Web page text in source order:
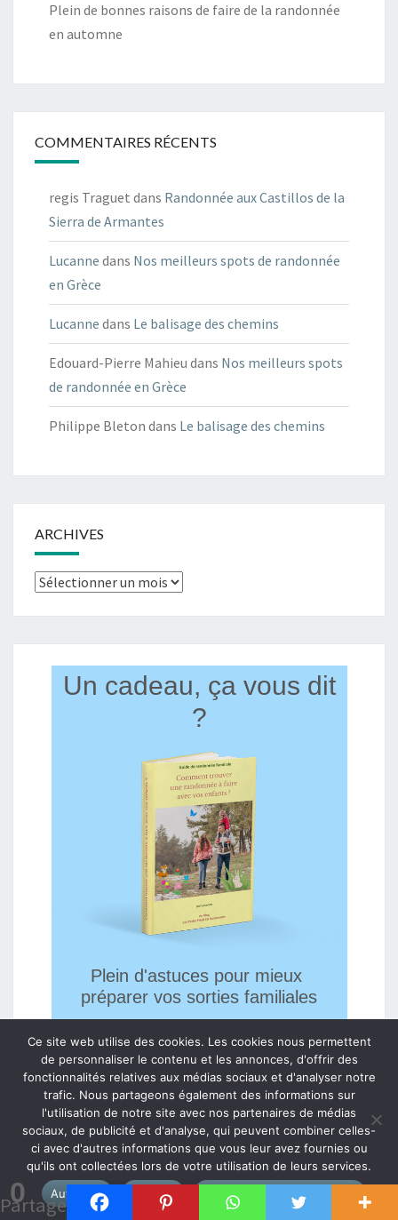
0
Partages
Plein de bonnes raisons de faire de la randonnée
en automne
COMMENTAIRES RÉCENTS
regis Traguet dans Randonnée aux Castillos de la
Sierra de Armantes
Lucanne dans Nos meilleurs spots de randonnée
en Grèce
Lucanne dans Le balisage des chemins
Edouard-Pierre Mahieu dans Nos meilleurs spots
de randonnée en Grèce
Philippe Bleton dans Le balisage des chemins
ARCHIVES
Archives
Un cadeau, ça vous dit
?
Plein d'astuces pour mieux
préparer vos sorties familiales
RECEVOIR MON GUIDE
GRATUIT
Nous détestons les spams : votre adresse email ne
sera jamais cédée ni revendue. En vous inscrivant ici,
vous recevrez des articles, vidéos, offres
Ce site web utilise des cookies. Les cookies nous permettent
de personnaliser le contenu et les annonces, d'offrir des
fonctionnalités relatives aux médias sociaux et d'analyser notre
trafic. Nous partageons également des informations sur
l'utilisation de notre site avec nos partenaires de médias
sociaux, de publicité et d'analyse, qui peuvent combiner celles-
ci avec d'autres informations que vous leur avez fournies ou
qu'ils ont collectées lors de votre utilisation de leurs services.
Autoriser
Refuser Politique de confidentialité